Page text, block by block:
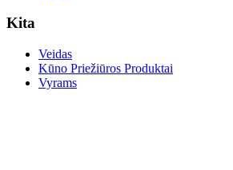
Kita
Veidas
Kūno Priežiūros Produktai
Vyrams